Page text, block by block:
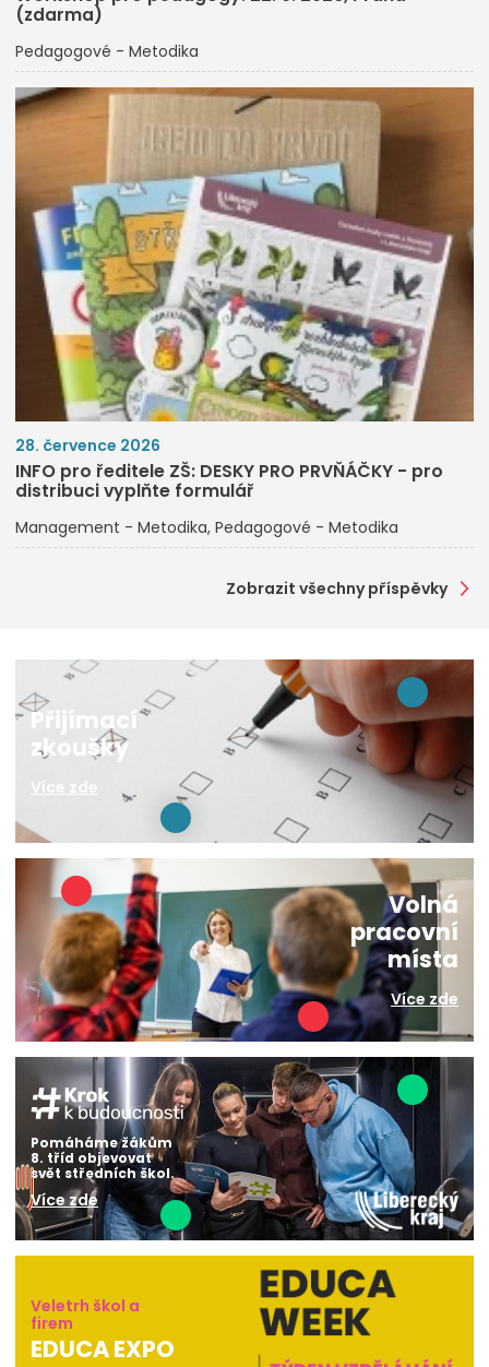
(zdarma)
Pedagogové - Metodika
28. července 2026
INFO pro ředitele ZŠ: DESKY PRO PRVŇÁČKY - pro
distribuci vyplňte formulář
Management - Metodika Pedagogové - Metodika
Zobrazit všechny příspěvky
Přijímací
zkoušky
Více zde
Volná
pracovní
místa
Více zde
Pomáháme žákům
8. tříd objevovat
svět středních škol.
Více zde
Veletrh škol a
firem
EDUCA EXPO